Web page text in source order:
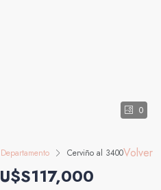
0
Departamento Cerviño al 3400Volver
U$S117,000